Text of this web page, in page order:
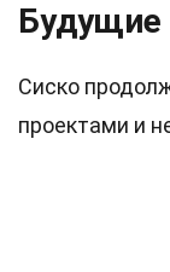
Сиско
проектами и